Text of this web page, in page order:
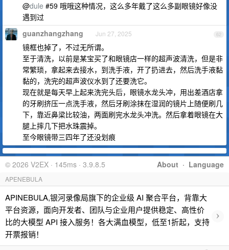
@dule #59 哦哦这种情况，这么多年戴了这么多副眼镜好像没
遇到过
62
guanzhangzhang Jun 27, 2025
镜框也掉了，不过无所谓。
至于清洗，以前是某宝买了和眼镜店一样的超声波清洗，但是非
常繁琐，拿起来去接水，到洗手液，开了扔进去，然后洗手液黏
黏的，洗完的超声波仪水到了还要洗它。
现在就是每天早上起来洗完头后，眼镜水龙头冲，用出差酒店拿
的牙刷挤压一点洗手液，然后牙刷涂抹在湿润的镜片上随便刷几
下，靠近鼻梁比较油，两面刷完水龙头冲洗。然后拿着眼镜在大
腿上摔几下把水珠震掉。
至今眼镜带三四年了还没划痕
About · Language
© 2026 V2EX · 145ms · 3.9.8.5
APENEBULA
APINEBULA,银河录像局旗下的企业级 AI 聚合平台，背靠大
平台资源，面向开发者、团队与企业用户提供稳定、高性价
比的大模型 API 接入服务！各大满血模型，低至1折起，支持
开票报销！
›